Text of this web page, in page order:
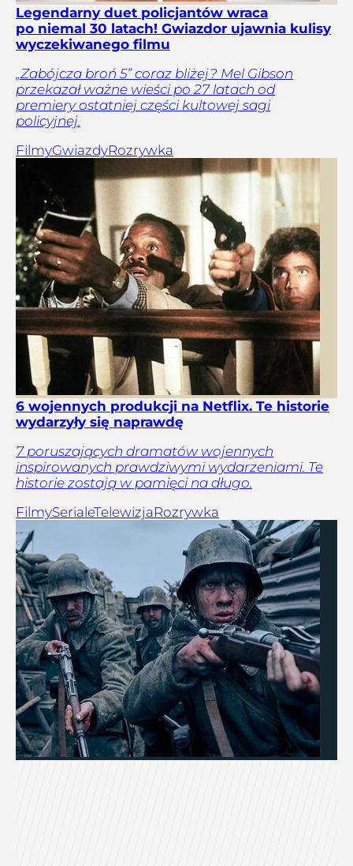
Legendarny duet policjantów wraca
po niemal 30 latach! Gwiazdor ujawnia kulisy
wyczekiwanego filmu
„Zabójcza broń 5” coraz bliżej? Mel Gibson
przekazał ważne wieści po 27 latach od
premiery ostatniej części kultowej sagi
policyjnej.
FilmyGwiazdyRozrywka
6 wojennych produkcji na Netflix. Te historie
wydarzyły się naprawdę
7 poruszających dramatów wojennych
inspirowanych prawdziwymi wydarzeniami. Te
historie zostają w pamięci na długo.
FilmySerialeTelewizjaRozrywka